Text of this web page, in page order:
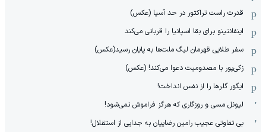
قدرت راست تراکتور در حد آسیا (عکس)
اینفانتینو برای بقا اسپانیا را قربانی می‌کند
سفر طلایی قهرمان لیگ ملت‌ها به پایان رسید(عکس)
زکی‌پور با مصدومیت دعوا می‌کند! (عکس)
ایگور گلرها را از نفس انداخت!
لیونل مسی و روزگاری که هرگز فراموش نمی‌شود!
بی تفاوتی عجیب رامین رضاییان به جدایی از استقلال!